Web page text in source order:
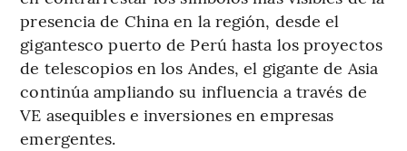
presencia de China en la región, desde el
gigantesco puerto de Perú hasta los proyectos
de telescopios en los Andes, el gigante de Asia
continúa ampliando su influencia a través de
VE asequibles e inversiones en empresas
emergentes.